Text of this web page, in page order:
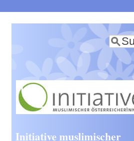
zum
Inhalt
Suche
Initiative muslimischer